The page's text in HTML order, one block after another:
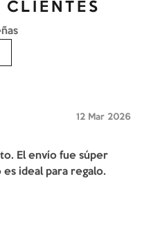
12 Mar 2026
El envío fue súper
ideal para regalo.